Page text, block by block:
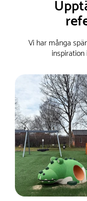
Träbehandling
Linolja
Serie
Stand Alone
Tillverkas enligt
EN 1176
Belastning (max
208 kg
Godkänd ålder
3+ år
Monteringstid
2 timmar för 2
Fallutrymme
Vi har många